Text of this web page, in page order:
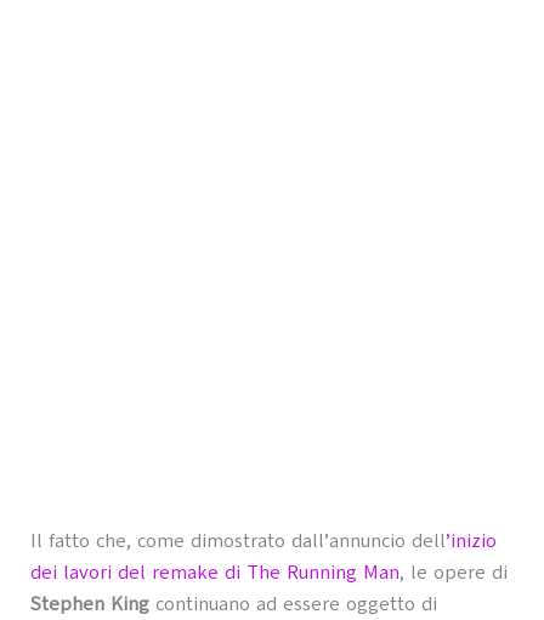
Il fatto che, come dimostrato dall’annuncio dell’inizio
dei lavori del remake di The Running Man, le opere di
Stephen Kingcontinuano ad essere oggetto di